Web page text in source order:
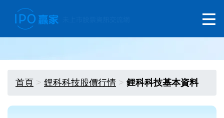
首頁 鋰科科技股價行情 鋰科科技基本資料